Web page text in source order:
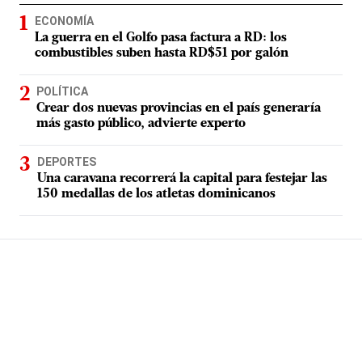
ECONOMÍA
La guerra en el Golfo pasa factura a RD: los
combustibles suben hasta RD$51 por galón
POLÍTICA
Crear dos nuevas provincias en el país generaría
más gasto público, advierte experto
DEPORTES
Una caravana recorrerá la capital para festejar las
150 medallas de los atletas dominicanos